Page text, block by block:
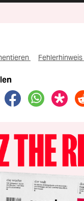
Fehlerhinweis